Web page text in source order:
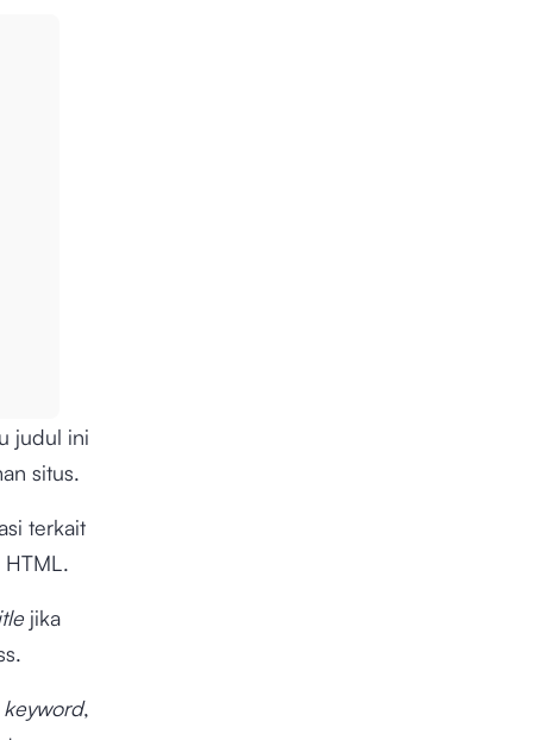
judul ini
situs.
terkait
jika
keyword,